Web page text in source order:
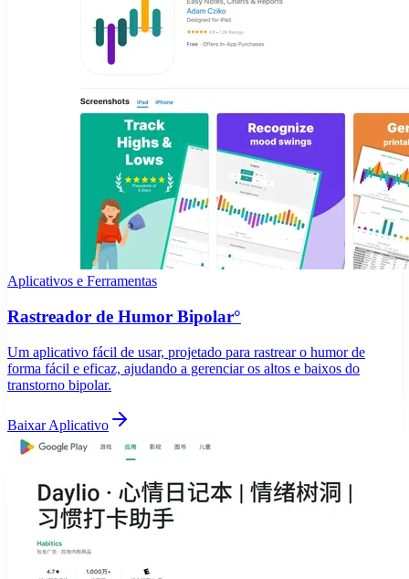
Aplicativos e Ferramentas
Rastreador de Humor Bipolar°
Um aplicativo fácil de usar, projetado para rastrear o humor de
forma fácil e eficaz, ajudando a gerenciar os altos e baixos do
transtorno bipolar.
Baixar Aplicativo